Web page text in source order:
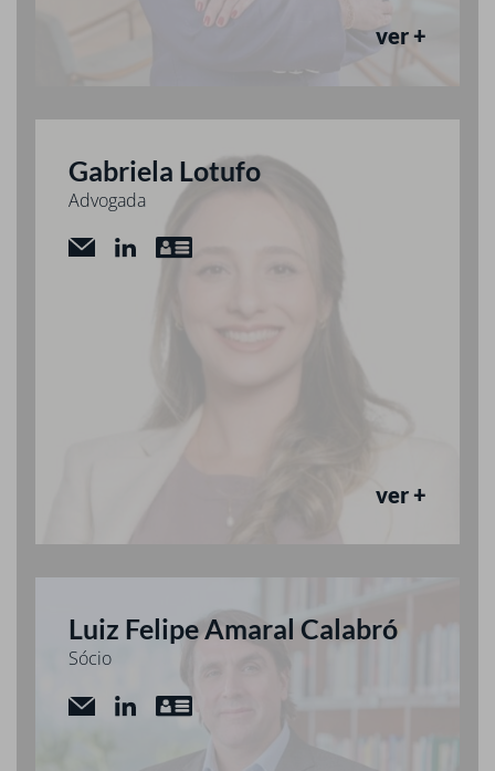
ver +
Gabriela Lotufo
Advogada
ver +
Luiz Felipe Amaral Calabró
Sócio